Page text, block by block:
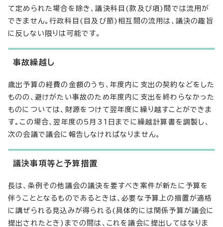
て定められた場合を除き、議決科目(款及び項)間では流用が
できません。行政科目(目及び節)相互間の流用は、議決の趣旨
に反しない限りは可能です。
事故繰越し
歳出予算の経費の金額のうち、年度内に支出の契約などをした
ものの、避けがたい事故のため年度内に支出を終わらなかった
ものについては、財源をつけて翌年度に繰り越すことができま
す。この場合、翌年度の5月31日までに繰越計算書を調製し、
次の会議で議会に報告しなければなりません。
議決事項等と予算措置
長は、条例その他議会の議決を要すべき案件が新たに予算を
伴うこととなるものであるときは、必要な予算上の措置が適格
に講ぜられる見込みが得られる(具体的には関係予算が議会に
提出されたとき)までの間は、これを議会に提出してはなりま